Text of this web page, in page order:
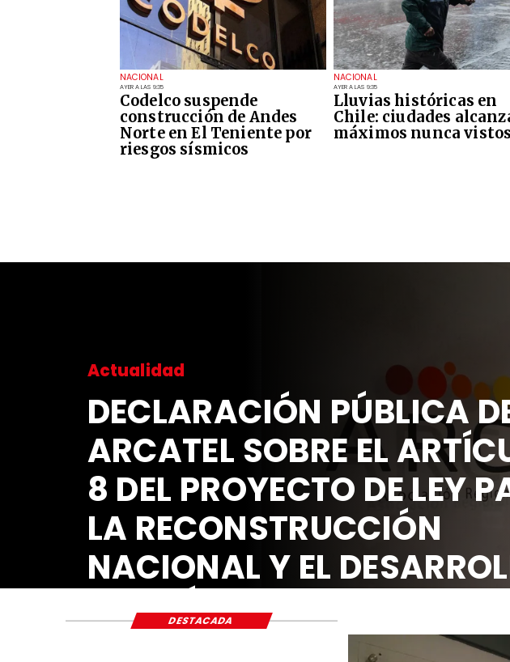
NACIONAL
AYER A LAS 9:35
Codelco suspende
construcción de Andes
Norte en El Teniente por
riesgos sísmicos
NACIONAL
AYER A LAS 9:35
Lluvias históricas en
Chile: ciudades
máximos nunca vistos
Actualidad
DECLARACIÓN PÚBLICA
ARCATEL SOBRE EL
8 DEL PROYECTO DE LEY
LA RECONSTRUCCIÓN
NACIONAL Y EL
ECONÓMICO Y SOCIAL
DESTACADA